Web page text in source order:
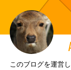
このブログを運営